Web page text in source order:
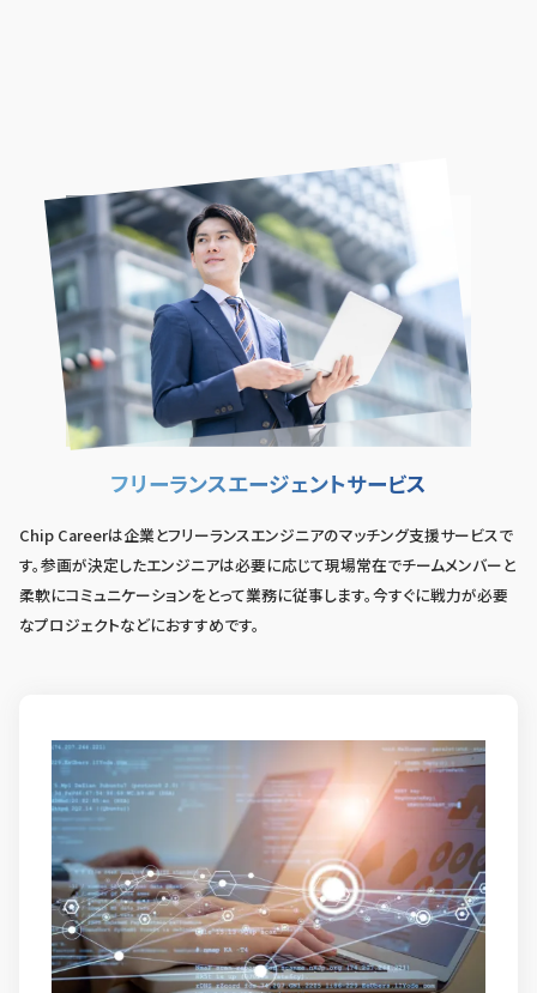
フリーランスエージェントサービス
Chip Careerは企業とフリーランスエンジニアのマッチング支援サービスで
す。参画が決定したエンジニアは必要に応じて現場常在でチームメンバーと
柔軟にコミュニケーションをとって業務に従事します。今すぐに戦力が必要
なプロジェクトなどにおすすめです。